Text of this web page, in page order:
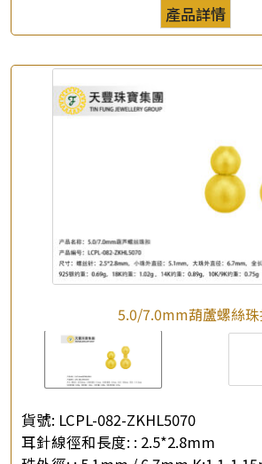
產品詳情
5.0/7.0mm葫蘆螺絲珠
貨號: LCPL-082-ZKHL5070
耳針線徑和長度: : 2.5*2.8mm